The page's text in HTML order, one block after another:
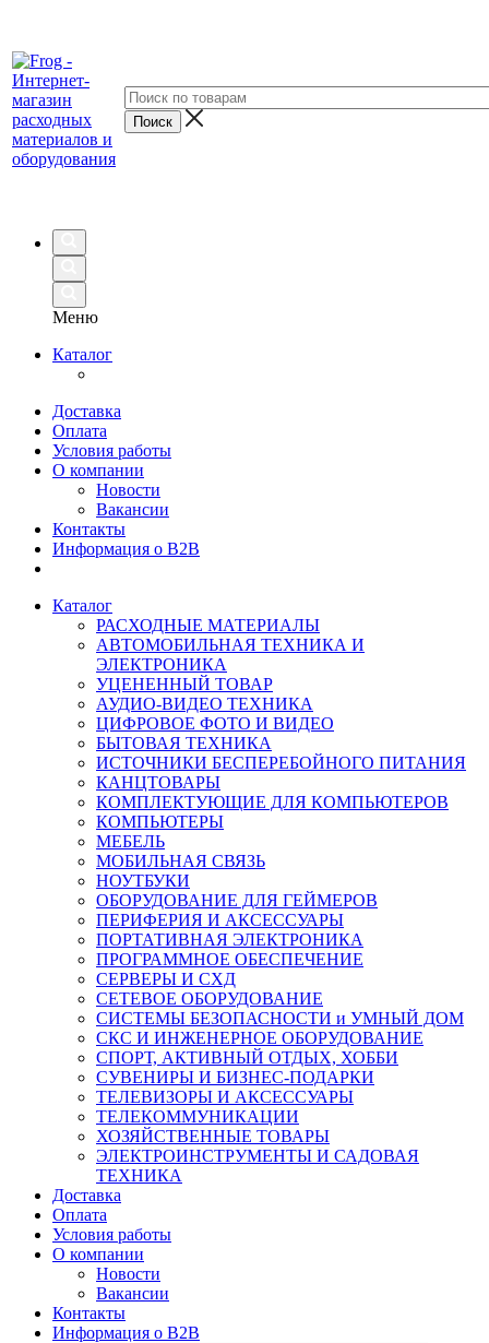
Меню
Каталог
Доставка
Оплата
Условия работы
О компании
Новости
Вакансии
Контакты
Информация о B2B
Каталог
РАСХОДНЫЕ МАТЕРИАЛЫ
АВТОМОБИЛЬНАЯ ТЕХНИКА И
ЭЛЕКТРОНИКА
УЦЕНЕННЫЙ ТОВАР
АУДИО-ВИДЕО ТЕХНИКА
ЦИФРОВОЕ ФОТО И ВИДЕО
БЫТОВАЯ ТЕХНИКА
ИСТОЧНИКИ БЕСПЕРЕБОЙНОГО ПИТАНИЯ
КАНЦТОВАРЫ
КОМПЛЕКТУЮЩИЕ ДЛЯ КОМПЬЮТЕРОВ
КОМПЬЮТЕРЫ
МЕБЕЛЬ
МОБИЛЬНАЯ СВЯЗЬ
НОУТБУКИ
ОБОРУДОВАНИЕ ДЛЯ ГЕЙМЕРОВ
ПЕРИФЕРИЯ И АКСЕССУАРЫ
ПОРТАТИВНАЯ ЭЛЕКТРОНИКА
ПРОГРАММНОЕ ОБЕСПЕЧЕНИЕ
СЕРВЕРЫ И СХД
СЕТЕВОЕ ОБОРУДОВАНИЕ
СИСТЕМЫ БЕЗОПАСНОСТИ и УМНЫЙ ДОМ
СКС И ИНЖЕНЕРНОЕ ОБОРУДОВАНИЕ
СПОРТ, АКТИВНЫЙ ОТДЫХ, ХОББИ
СУВЕНИРЫ И БИЗНЕС-ПОДАРКИ
ТЕЛЕВИЗОРЫ И АКСЕССУАРЫ
ТЕЛЕКОММУНИКАЦИИ
ХОЗЯЙСТВЕННЫЕ ТОВАРЫ
ЭЛЕКТРОИНСТРУМЕНТЫ И САДОВАЯ
ТЕХНИКА
Доставка
Оплата
Условия работы
О компании
Новости
Вакансии
Контакты
Информация о B2B